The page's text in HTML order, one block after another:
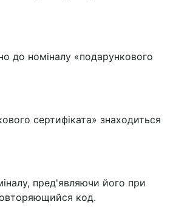
до номіналу «подарункового
сертифіката» знаходиться
пред'являючи його при
код.